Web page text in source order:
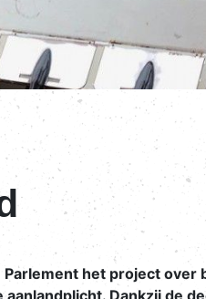
het project over
Dankzij de